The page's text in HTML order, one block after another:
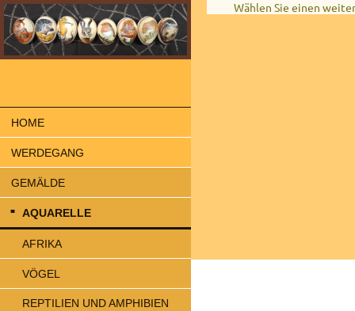
HOME
WERDEGANG
GEMÄLDE
AQUARELLE
AFRIKA
VÖGEL
REPTILIEN UND AMPHIBIEN
Wählen Sie einen